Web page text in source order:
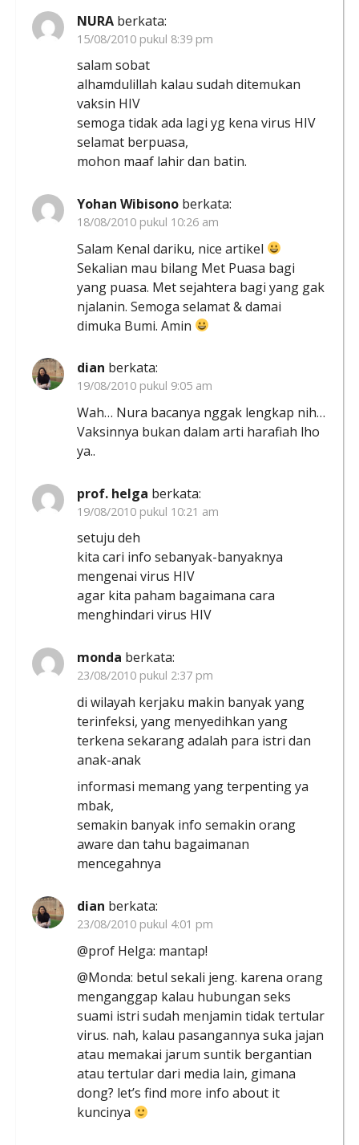
NURA berkata:
15/08/2010 pukul 8:39 pm
salam sobat
alhamdulillah kalau sudah ditemukan
vaksin HIV
semoga tidak ada lagi yg kena virus HIV
selamat berpuasa,
mohon maaf lahir dan batin.
Yohan Wibisono berkata:
18/08/2010 pukul 10:26 am
Salam Kenal dariku, nice artikel
Sekalian mau bilang Met Puasa bagi
yang puasa. Met sejahtera bagi yang gak
njalanin. Semoga selamat & damai
dimuka Bumi. Amin
dian berkata:
19/08/2010 pukul 9:05 am
Wah… Nura bacanya nggak lengkap nih…
Vaksinnya bukan dalam arti harafiah lho
ya..
prof. helga berkata:
19/08/2010 pukul 10:21 am
setuju deh
kita cari info sebanyak-banyaknya
mengenai virus HIV
agar kita paham bagaimana cara
menghindari virus HIV
monda berkata:
23/08/2010 pukul 2:37 pm
di wilayah kerjaku makin banyak yang
terinfeksi, yang menyedihkan yang
terkena sekarang adalah para istri dan
anak-anak
informasi memang yang terpenting ya
mbak,
semakin banyak info semakin orang
aware dan tahu bagaimanan
mencegahnya
dian berkata:
23/08/2010 pukul 4:01 pm
@prof Helga: mantap!
@Monda: betul sekali jeng. karena orang
menganggap kalau hubungan seks
suami istri sudah menjamin tidak tertular
virus. nah, kalau pasangannya suka jajan
atau memakai jarum suntik bergantian
atau tertular dari media lain, gimana
dong? let’s find more info about it
kuncinya